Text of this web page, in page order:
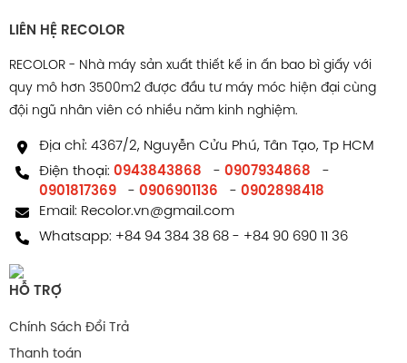
Thao tác mở hộp đẹp: Không cần xé, không lem keo,
Giữ form tốt: Hộp cứng, không dễ biến dạng khi trưng
bày.
In sắc nét: In offset 4 màu, hiển thị logo, hình ảnh, mã
QR chuẩn thiết kế.
Tùy biến cao: Có thể dập nổi, ép kim, phủ UV hoặc
thêm khay định hình bên trong.
Phù hợp nhiều sản phẩm: Từ mỹ phẩm, thực phẩm
đến quà tặng và phụ kiện nhỏ.
Ứng dụng phổ biến trong
các ngành hàng
LIÊN HỆ RECOLOR
RECOLOR - Nhà máy sản xuất thiết kế in ấn bao bì giấy với
quy mô hơn 3500m2 được đầu tư máy móc hiện đại cùng
đội ngũ nhân viên có nhiều năm kinh nghiệm.
Địa chỉ: 4367/2, Nguyễn Cửu Phú, Tân Tạo, Tp HCM
Điện thoại: 0943843868 - 0907934868
-
0901817369
- 0906901136 - 0902898418
Email: Recolor.vn@gmail.com
Whatsapp: +84 94 384 38 68- +84 90 690 11 36
HỖ TRỢ
Chính Sách Đổi Trả
Thanh toán